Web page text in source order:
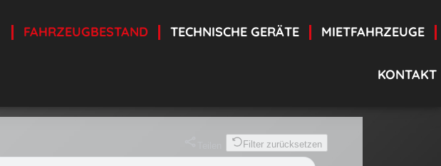
FAHRZEUGBESTAND TECHNISCHE GERÄTE MIETFAHRZEUGE
KONTAKT